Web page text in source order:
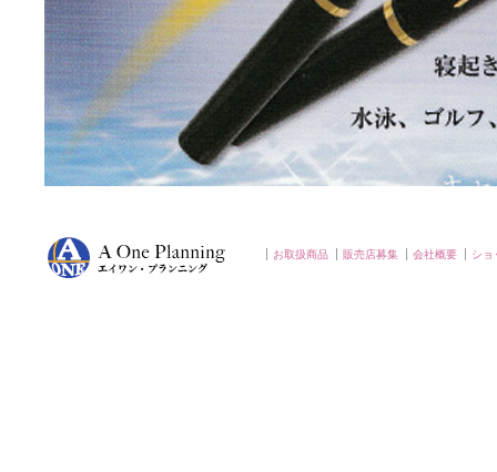
お取扱商品 販売店募集 会社概要 ショ